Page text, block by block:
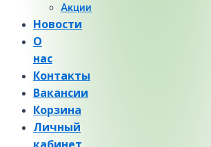
Акции
Новости
О
нас
Контакты
Вакансии
Корзина
Личный